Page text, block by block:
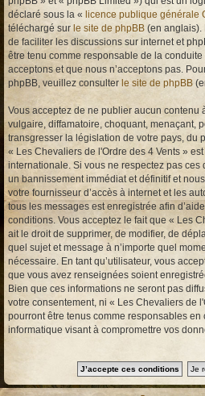
déclaré sous la « licence publique générale
téléchargé sur le site de phpBB (en anglais).
de faciliter les discussions sur internet et
être tenu comme responsable de la
acceptons et que nous n’acceptons pas.
phpBB, veuillez consulter le site de phpBB
Vous acceptez de ne publier aucun contenu
vulgaire, diffamatoire, choquant, menaçant,
transgresser la législation de votre pays, du
« Les Chevaliers de l'Ordre des 4 Vents »
internationale. Si vous ne respectez pas ces
un bannissement immédiat et définitif et
votre fournisseur d’accès à internet et les
tous les messages est enregistrée afin
conditions. Vous acceptez le fait que « Les
ait le droit de supprimer, de modifier, de
quel sujet et message à n’importe quel
nécessaire. En tant qu’utilisateur, vous
que vous avez renseignées soient
Bien que ces informations ne seront pas
votre consentement, ni « Les Chevaliers de
pourront être tenus comme responsables en
informatique visant à compromettre vos